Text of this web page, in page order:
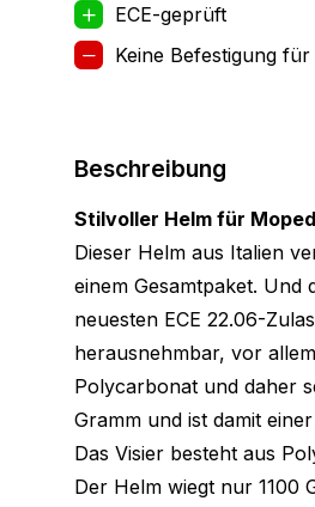
ECE-geprüft
Keine Befestigung
Beschreibung
Stilvoller Helm für
Dieser Helm aus Italien
einem Gesamtpaket. Und
neuesten ECE 22.06-
herausnehmbar, vor
Polycarbonat und daher
Gramm und ist damit
Das Visier besteht aus
Der Helm wiegt nur 1100